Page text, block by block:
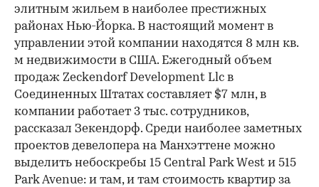
00:00 / 00:00
элитным жильем в наиболее престижных
районах Нью-Йорка. В настоящий момент в
управлении этой компании находятся 8 млн кв.
м недвижимости в США. Ежегодный объем
продаж Zeckendorf Development Llc в
Соединенных Штатах составляет $7 млн, в
компании работает 3 тыс. сотрудников,
рассказал Зекендорф. Среди наиболее заметных
проектов девелопера на Манхэттене можно
выделить небоскребы 15 Central Park West и 515
Park Avenue: и там, и там стоимость квартир за